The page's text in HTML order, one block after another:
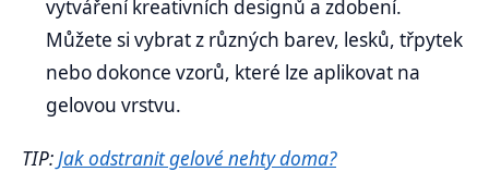
vytváření kreativních designů a zdobení.
Můžete si vybrat z různých barev, lesků, třpytek
nebo dokonce vzorů, které lze aplikovat na
gelovou vrstvu.
TIP:Jak odstranit gelové nehty doma?